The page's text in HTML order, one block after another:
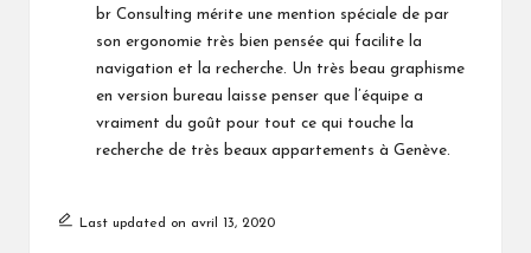
br Consulting mérite une mention spéciale de par
son ergonomie très bien pensée qui facilite la
navigation et la recherche. Un très beau graphisme
en version bureau laisse penser que l’équipe a
vraiment du goût pour tout ce qui touche la
recherche de très beaux appartements à Genève.
Last updated on avril 13, 2020